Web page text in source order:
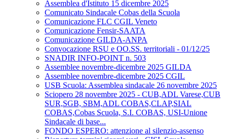
Assemblea d'Istituto 15 dicembre 2025
Comunicato Sindacale Cobas della Scuola
Comunicazione FLC CGIL Veneto
Comunicazione Fensir-SAATA
Comunicazione GILDA-ANPA
Convocazione RSU e OO.SS. territoriali - 01/12/25
SNADIR INFO-POINT n. 503
Assemblee novembre-dicembre 2025 GILDA
Assemblee novembre-dicembre 2025 CGIL
USB Scuola: Assemblea sindacale 26 novembre 2025
Sciopero 28 novembre 2025 - CUB,ADL Varese,CUB
SUR,SGB, SBM,ADL COBAS,CLAP,SIAL
COBAS,Cobas Scuola, S.I. COBAS, USI-Unione
Sindacale di base...
FONDO ESPERO: attenzione al silenzio-assenso